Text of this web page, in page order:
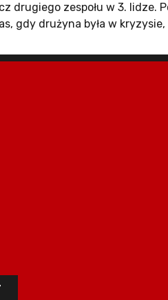
drugiego zespołu w 3. lidze.
gdy drużyna była w kryzysie,
Pawła Ściebury przegrali